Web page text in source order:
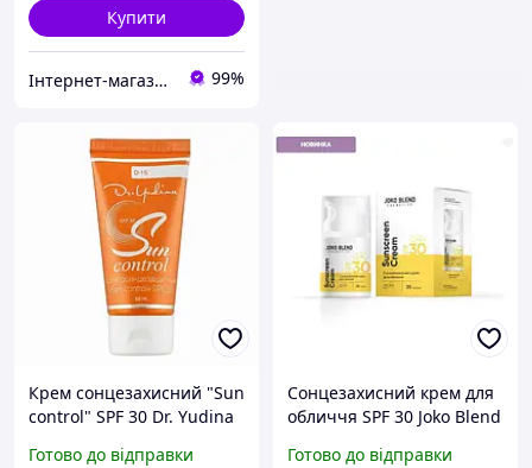
Купити
Інтернет-магазин "Happy World" 99%
Крем сонцезахисний "Sun
control" SPF 30 Dr. Yudina
Готово до відправки
Сонцезахисний крем для
обличчя SPF 30 Joko Blend
Готово до відправки